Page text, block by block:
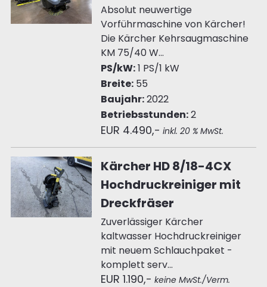
Absolut neuwertige
Vorführmaschine von Kärcher!
Die Kärcher Kehrsaugmaschine
KM 75/40 W...
PS/kW:1 PS/1 kW
Breite:55
Baujahr:2022
Betriebsstunden:2
EUR 4.490,- inkl. 20 % MwSt.
Kärcher HD 8/18-4CX
Hochdruckreiniger mit
Dreckfräser
Zuverlässiger Kärcher
kaltwasser Hochdruckreiniger
mit neuem Schlauchpaket -
komplett serv...
EUR 1.190,- keine MwSt./Verm.